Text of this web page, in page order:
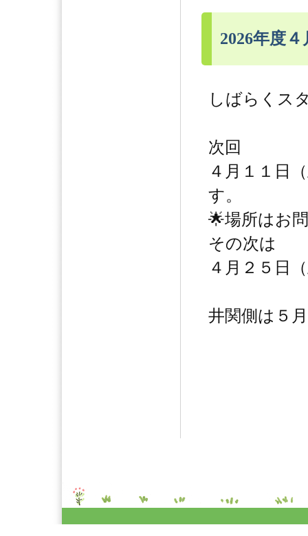
2026年度
しばらくス
次回
４月１１日
す。
🌟場所はお
その次は
４月２５日
井関側は５